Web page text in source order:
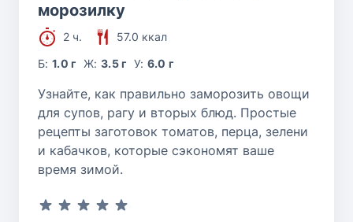
морозилку
2 ч.
57.0 ккал
Б:1.0 г Ж: 3.5 г У: 6.0 г
Узнайте, как правильно заморозить овощи
для супов, рагу и вторых блюд. Простые
рецепты заготовок томатов, перца, зелени
и кабачков, которые сэкономят ваше
время зимой.